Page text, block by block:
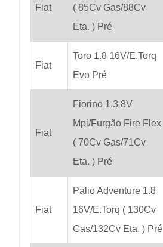
Fiat
( 85Cv Gas/88Cv
Eta. ) Pré
Fiat
Toro 1.8 16V/E.Torq
Evo Pré
Fiat
Fiorino 1.3 8V
Mpi/Furgão Fire Flex
( 70Cv Gas/71Cv
Eta. ) Pré
Fiat
Palio Adventure 1.8
16V/E.Torq ( 130Cv
Gas/132Cv Eta. ) Pré